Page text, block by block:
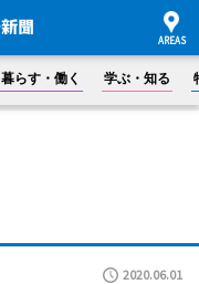
暮らす・働く 学ぶ・知る
2020.06.01